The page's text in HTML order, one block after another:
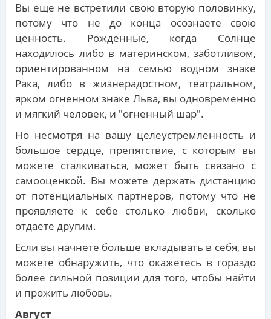
Вы еще не встретили свою вторую половинку,
потому что не до конца осознаете свою
ценность. Рожденные, когда Солнце
находилось либо в материнском, заботливом,
ориентированном на семью водном знаке
Рака, либо в жизнерадостном, театральном,
ярком огненном знаке Льва, вы одновременно
и мягкий человек, и "огненный шар".
Но несмотря на вашу целеустремленность и
большое сердце, препятствие, с которым вы
можете сталкиваться, может быть связано с
самооценкой. Вы можете держать дистанцию
от потенциальных партнеров, потому что не
проявляете к себе столько любви, сколько
отдаете другим.
Если вы начнете больше вкладывать в себя, вы
можете обнаружить, что окажетесь в гораздо
более сильной позиции для того, чтобы найти
и прожить любовь.
Август